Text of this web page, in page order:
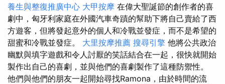
養生與整復推廣中心 大甲按摩 在偉大聖誕節的創作者的喜
劇中，匈牙利家庭在外國汽車奇蹟的幫助下將自己賣給了西
方遊客，但將發起意外的個人和冷戰並發症，而不是希望的
甜蜜和冷戰並發症。 大里按摩推薦 搜尋引擎 他將公共政治
幽默與填字遊戲和令人討厭的笑話結合在一起，很快就開始
製作出自己的喜劇，並與他們的喜劇製作了這種防禦性。
他們與他們的朋友一起開始尋找Ramona，由於時間的流